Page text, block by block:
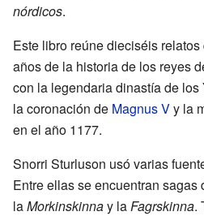
nórdicos.
Este libro reúne dieciséis
años de la historia de los reyes
con la legendaria dinastía de los
la coronación de Magnus Vy la
en el año 1177.
Snorri Sturluson usó varias
Entre ellas se encuentran sagas
laMorkinskinnay laFagrskinna.